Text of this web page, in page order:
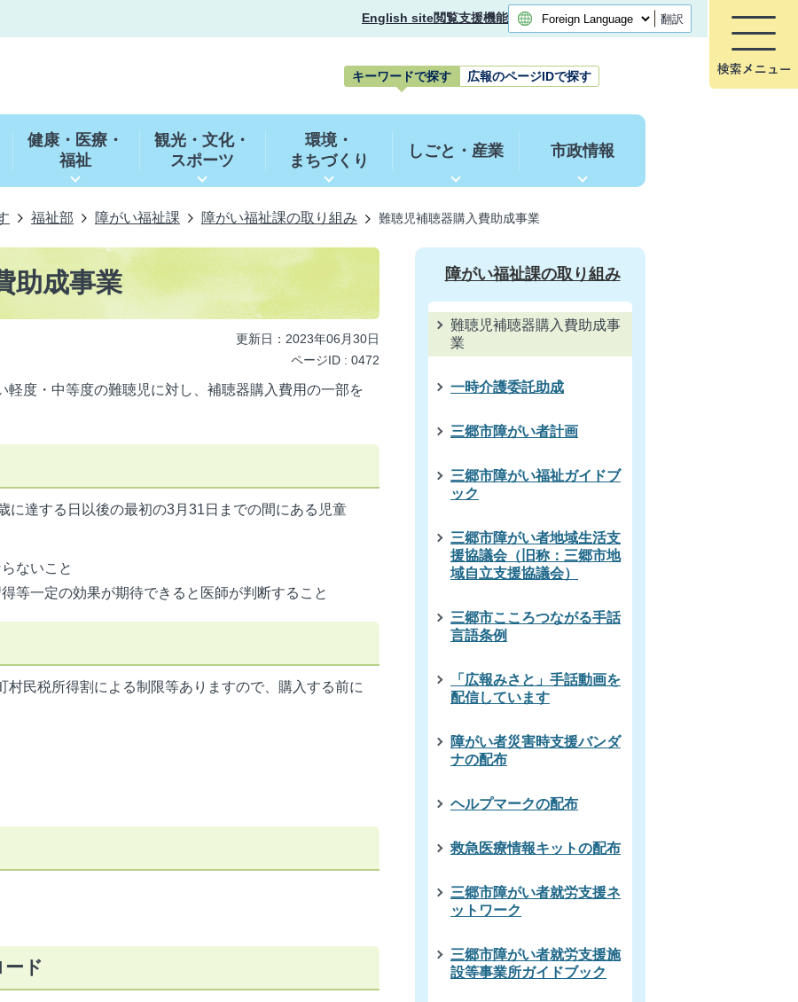
English site閲覧支援機能 翻訳
キーワードで探す 広報のページIDで探す
ワ
ー
索
健康・医療・
福祉
観光・文化・
スポーツ
環境・
まちづくり
しごと・産業 市政情報
福祉部 障がい福祉課 障がい福祉課の取り組み 難聴児補聴器購入費助成事業
助成事業
更新日：2023年06月30日
ページID : 0472
軽度・中等度の難聴児に対し、補聴器購入費用の一部を
に達する日以後の最初の3月31日までの間にある児童
ないこと
等一定の効果が期待できると医師が判断すること
村民税所得割による制限等ありますので、購入する前に
ド
障がい福祉課の取り組み
難聴児補聴器購入費助成事
業
一時介護委託助成
三郷市障がい者計画
三郷市障がい福祉ガイドブ
ック
三郷市障がい者地域生活支
援協議会（旧称：三郷市地
域自立支援協議会）
三郷市こころつながる手話
言語条例
「広報みさと」手話動画を
配信しています
障がい者災害時支援バンダ
ナの配布
ヘルプマークの配布
救急医療情報キットの配布
三郷市障がい者就労支援ネ
ットワーク
三郷市障がい者就労支援施
設等事業所ガイドブック